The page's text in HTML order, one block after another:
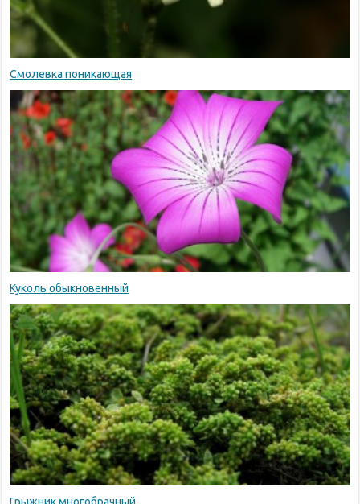
Смолевка поникающая
Куколь обыкновенный